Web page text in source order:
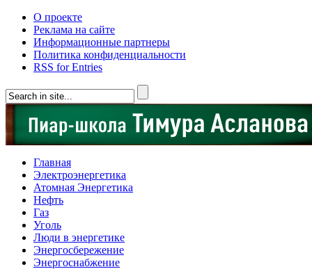
О проекте
Реклама на сайте
Информационные партнеры
Политика конфиденциальности
RSS for Entries
Главная
Электроэнергетика
Атомная Энергетика
Нефть
Газ
Уголь
Люди в энергетике
Энергосбережение
Энергоснабжение